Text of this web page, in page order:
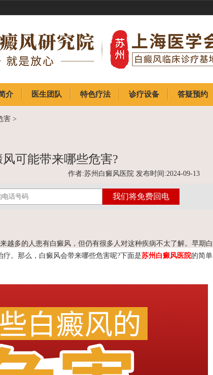
介
介
医生团队 特色疗法 诊疗设备 答疑预约
害 >
风可能带来哪些危害?
作者:苏州白癜风医院 发布时间:2024-09-13
越多的人患有白癜风，但仍有很多人对这种疾病不太了解。早期白
。那么，白癜风会带来哪些危害呢?下面是苏州白癜风医院的简单